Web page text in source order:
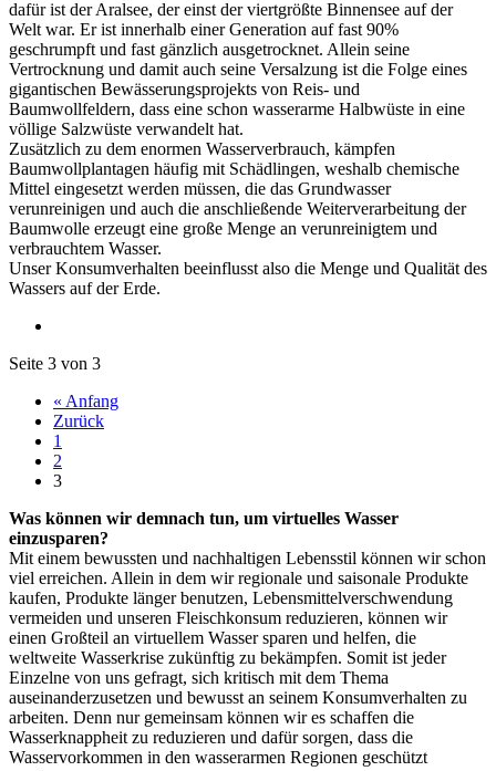
dafür ist der Aralsee, der einst der viertgrößte Binnensee auf der
Welt war. Er ist innerhalb einer Generation auf fast 90%
geschrumpft und fast gänzlich ausgetrocknet. Allein seine
Vertrocknung und damit auch seine Versalzung ist die Folge eines
gigantischen Bewässerungsprojekts von Reis- und
Baumwollfeldern, dass eine schon wasserarme Halbwüste in eine
völlige Salzwüste verwandelt hat.
Zusätzlich zu dem enormen Wasserverbrauch, kämpfen
Baumwollplantagen häufig mit Schädlingen, weshalb chemische
Mittel eingesetzt werden müssen, die das Grundwasser
verunreinigen und auch die anschließende Weiterverarbeitung der
Baumwolle erzeugt eine große Menge an verunreinigtem und
verbrauchtem Wasser.
Unser Konsumverhalten beeinflusst also die Menge und Qualität des
Wassers auf der Erde.
Seite 3 von 3
« Anfang
Zurück
1
2
3
Was können wir demnach tun, um virtuelles Wasser
einzusparen?
Mit einem bewussten und nachhaltigen Lebensstil können wir schon
viel erreichen. Allein in dem wir regionale und saisonale Produkte
kaufen, Produkte länger benutzen, Lebensmittelverschwendung
vermeiden und unseren Fleischkonsum reduzieren, können wir
einen Großteil an virtuellem Wasser sparen und helfen, die
weltweite Wasserkrise zukünftig zu bekämpfen. Somit ist jeder
Einzelne von uns gefragt, sich kritisch mit dem Thema
auseinanderzusetzen und bewusst an seinem Konsumverhalten zu
arbeiten. Denn nur gemeinsam können wir es schaffen die
Wasserknappheit zu reduzieren und dafür sorgen, dass die
Wasservorkommen in den wasserarmen Regionen geschützt